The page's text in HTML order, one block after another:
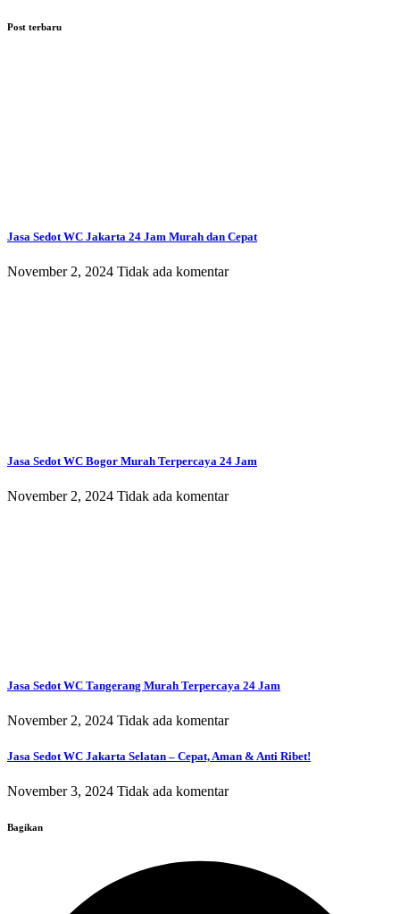
Post terbaru
Jasa Sedot WC Jakarta 24 Jam Murah dan Cepat
November 2, 2024 Tidak ada komentar
Jasa Sedot WC Bogor Murah Terpercaya 24 Jam
November 2, 2024 Tidak ada komentar
Jasa Sedot WC Tangerang Murah Terpercaya 24 Jam
November 2, 2024 Tidak ada komentar
Jasa Sedot WC Jakarta Selatan – Cepat, Aman & Anti Ribet!
November 3, 2024 Tidak ada komentar
Bagikan